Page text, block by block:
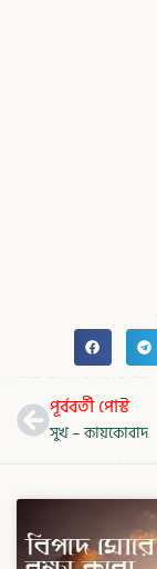
Prevপূর্ববর্তী পোস্ট
সুখ – কায়কোবাদ